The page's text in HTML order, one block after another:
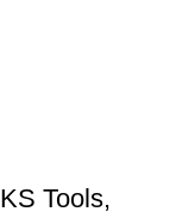
Tools,